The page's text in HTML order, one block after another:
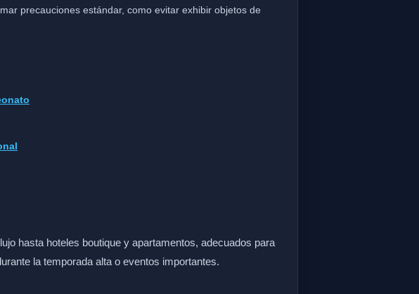
precauciones estándar, como evitar exhibir objetos de
hasta hoteles boutique y apartamentos, adecuados para
la temporada alta o eventos importantes.